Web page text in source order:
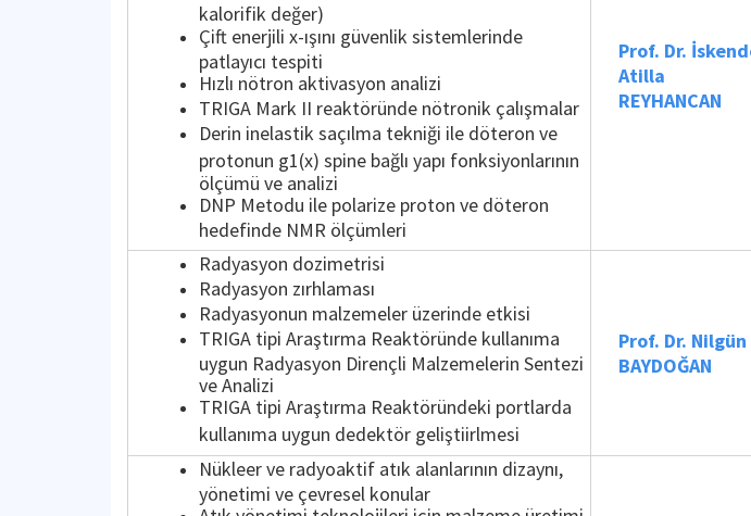
kalorifik değer)
Çift enerjili x-ışını güvenlik sistemlerinde
patlayıcı tespiti
Hızlı nötron aktivasyon analizi
TRIGA Mark II reaktöründe nötronik çalışmalar
Derin inelastik saçılma tekniği ile döteron ve
protonun g1(x) spine bağlı yapı fonksiyonlarının
ölçümü ve analizi
DNP Metodu ile polarize proton ve döteron
hedefinde NMR ölçümleri
Prof. Dr.
Atilla
REYHANCAN
Radyasyon dozimetrisi
Radyasyon zırhlaması
Radyasyonun malzemeler üzerinde etkisi
TRIGA tipi Araştırma Reaktöründe kullanıma
uygun Radyasyon Dirençli Malzemelerin Sentezi
ve Analizi
TRIGA tipi Araştırma Reaktöründeki portlarda
kullanıma uygun dedektör geliştiirlmesi
Prof. Dr. Nilgün
BAYDOĞAN
Nükleer ve radyoaktif atık alanlarının dizaynı,
yönetimi ve çevresel konular